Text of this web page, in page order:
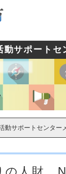
ューを飛ばして本文へ
動サポートセ
動サポートセンター
の人財